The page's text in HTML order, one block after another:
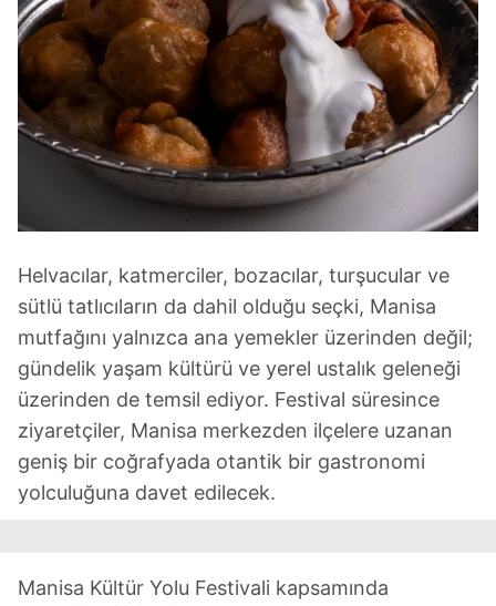
Helvacılar, katmerciler, bozacılar, turşucular ve
sütlü tatlıcıların da dahil olduğu seçki, Manisa
mutfağını yalnızca ana yemekler üzerinden değil;
gündelik yaşam kültürü ve yerel ustalık geleneği
üzerinden de temsil ediyor. Festival süresince
ziyaretçiler, Manisa merkezden ilçelere uzanan
geniş bir coğrafyada otantik bir gastronomi
yolculuğuna davet edilecek.
Manisa Kültür Yolu Festivali kapsamında